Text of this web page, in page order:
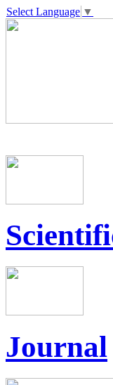
Select Language ▼
Journal